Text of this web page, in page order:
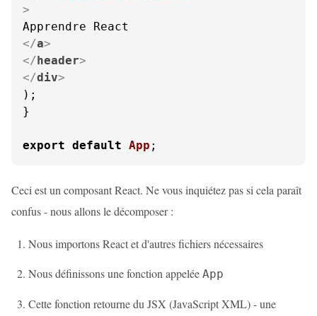
>
</a>
</header>
</div>
);
}
export default App ;
Ceci est un composant React. Ne vous inquiétez pas si cela paraît
confus - nous allons le décomposer :
Nous importons React et d'autres fichiers nécessaires
Nous définissons une fonction appelée App
Cette fonction retourne du JSX (JavaScript XML) - une